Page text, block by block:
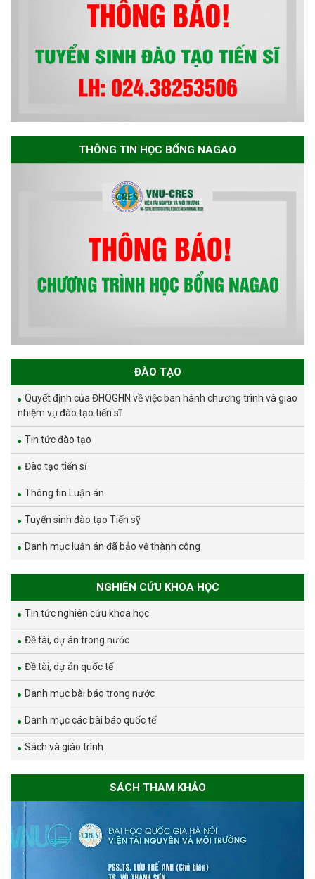
THÔNG TIN HỌC BỔNG NAGAO
ĐÀO TẠO
Quyết định của ĐHQGHN về việc ban hành chương trình và giao
nhiệm vụ đào tạo tiến sĩ
Tin tức đào tạo
Đào tạo tiến sĩ
Thông tin Luận án
Tuyển sinh đào tạo Tiến sỹ
Danh mục luận án đã bảo vệ thành công
NGHIÊN CỨU KHOA HỌC
Tin tức nghiên cứu khoa học
Đề tài, dự án trong nước
Đề tài, dự án quốc tế
Danh mục bài báo trong nước
Danh mục các bài báo quốc tế
Sách và giáo trình
SÁCH THAM KHẢO